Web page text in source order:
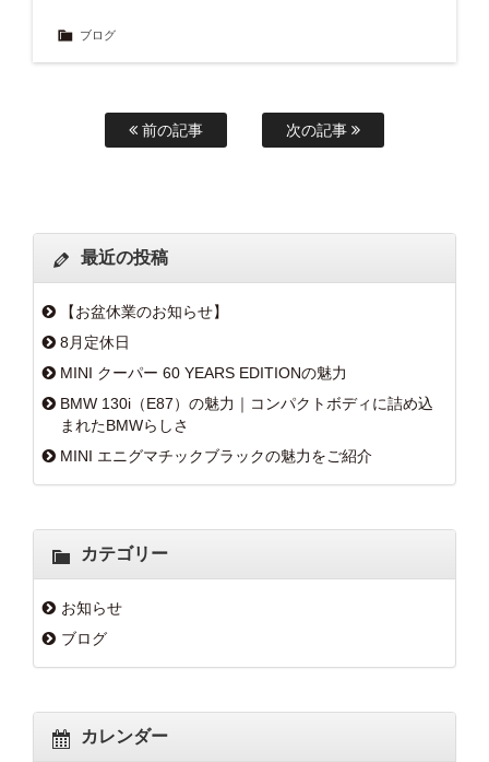
ブログ
前の記事 次の記事
最近の投稿
【お盆休業のお知らせ】
8月定休日
MINI クーパー 60 YEARS EDITIONの魅力
BMW 130i（E87）の魅力｜コンパクトボディに詰め込
まれたBMWらしさ
MINI エニグマチックブラックの魅力をご紹介
カテゴリー
お知らせ
ブログ
カレンダー